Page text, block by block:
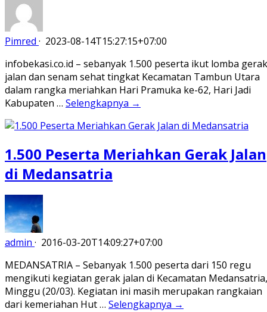
Pimred · 2023-08-14T15:27:15+07:00
infobekasi.co.id – sebanyak 1.500 peserta ikut lomba gerak
jalan dan senam sehat tingkat Kecamatan Tambun Utara
dalam rangka meriahkan Hari Pramuka ke-62, Hari Jadi
Kabupaten … Selengkapnya →
1.500 Peserta Meriahkan Gerak Jalan
di Medansatria
admin · 2016-03-20T14:09:27+07:00
MEDANSATRIA – Sebanyak 1.500 peserta dari 150 regu
mengikuti kegiatan gerak jalan di Kecamatan Medansatria,
Minggu (20/03). Kegiatan ini masih merupakan rangkaian
dari kemeriahan Hut … Selengkapnya →